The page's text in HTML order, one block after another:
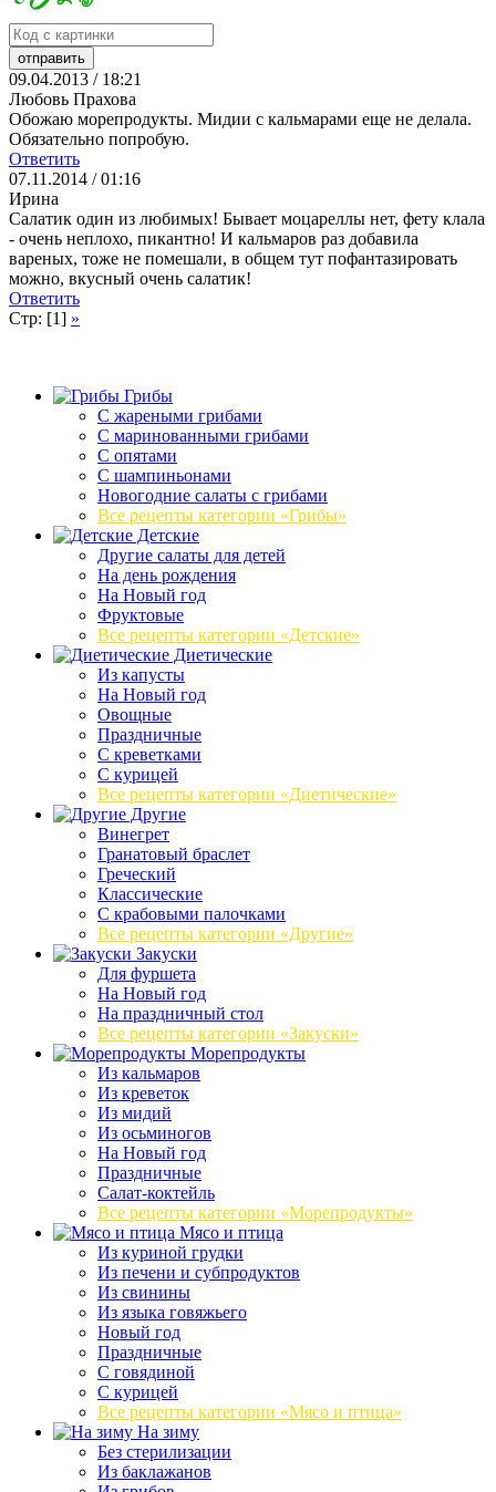
09.04.2013 / 18:21
Любовь Прахова
Обожаю морепродукты. Мидии с кальмарами еще не делала.
Обязательно попробую.
Ответить
07.11.2014 / 01:16
Ирина
Салатик один из любимых! Бывает моцареллы нет, фету клала
- очень неплохо, пикантно! И кальмаров раз добавила
вареных, тоже не помешали, в общем тут пофантазировать
можно, вкусный очень салатик!
Ответить
Стр: [1] »
Грибы
C жареными грибами
C маринованными грибами
C опятами
C шампиньонами
Новогодние салаты с грибами
Все рецепты категории «Грибы»
Детские
Другие салаты для детей
На день рождения
На Новый год
Фруктовые
Все рецепты категории «Детские»
Диетические
Из капусты
На Новый год
Овощные
Праздничные
С креветками
С курицей
Все рецепты категории «Диетические»
Другие
Винегрет
Гранатовый браслет
Греческий
Классические
С крабовыми палочками
Все рецепты категории «Другие»
Закуски
Для фуршета
На Новый год
На праздничный стол
Все рецепты категории «Закуски»
Морепродукты
Из кальмаров
Из креветок
Из мидий
Из осьминогов
На Новый год
Праздничные
Салат-коктейль
Все рецепты категории «Морепродукты»
Мясо и птица
Из куриной грудки
Из печени и субпродуктов
Из свинины
Из языка говяжьего
Новый год
Праздничные
С говядиной
С курицей
Все рецепты категории «Мясо и птица»
На зиму
Без стерилизации
Из баклажанов